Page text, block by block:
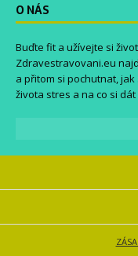
O NÁS
Buďte fit a užívejte si
Zdravestravovani.eu
a přitom si pochutnat,
života stres a na co si